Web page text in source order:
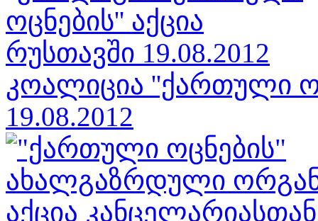
კოალიცია ''ქართული
19.08.2012